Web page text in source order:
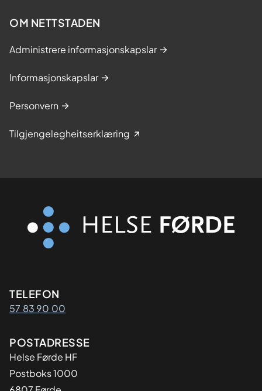
OM NETTSTADEN
Administrere informasjonskapslar
Informasjonskapslar
Personvern
Tilgjengelegheitserklæring
Kontaktinformasjon
TELEFON
57 83 90 00
Adresse
POSTADRESSE
Helse Førde HF
Postboks 1000